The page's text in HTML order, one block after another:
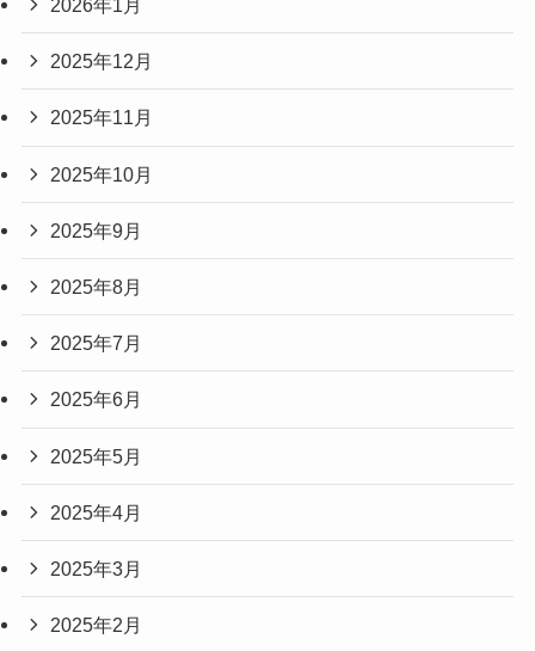
2026年1月
2025年12月
2025年11月
2025年10月
2025年9月
2025年8月
2025年7月
2025年6月
2025年5月
2025年4月
2025年3月
2025年2月